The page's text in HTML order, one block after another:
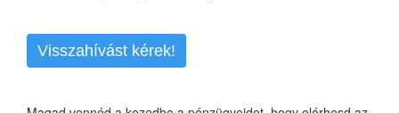
Visszahívást kérek!